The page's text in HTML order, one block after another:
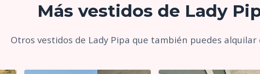
Más vestidos de Lady
Otros vestidos de Lady Pipa que también puedes alquilar